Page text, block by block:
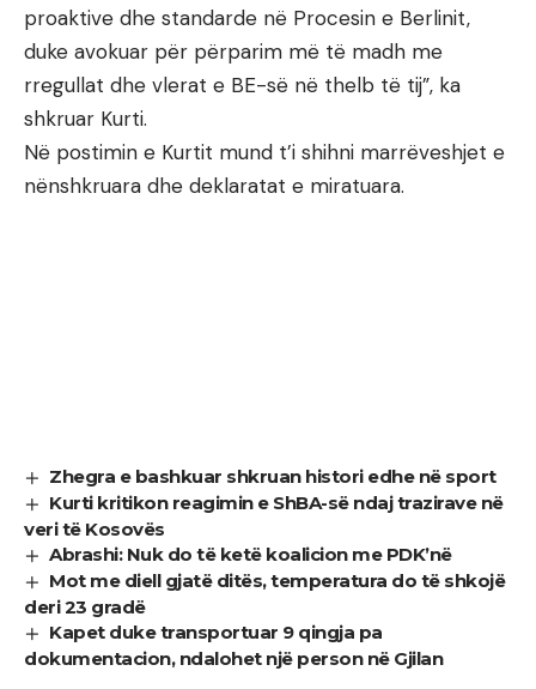
proaktive dhe standarde në Procesin e Berlinit,
duke avokuar për përparim më të madh me
rregullat dhe vlerat e BE-së në thelb të tij”, ka
shkruar Kurti.
Në postimin e Kurtit mund t’i shihni marrëveshjet e
nënshkruara dhe deklaratat e miratuara.
Zhegra e bashkuar shkruan histori edhe në sport
Kurti kritikon reagimin e ShBA-së ndaj trazirave në
veri të Kosovës
Abrashi: Nuk do të ketë koalicion me PDK’në
Mot me diell gjatë ditës, temperatura do të shkojë
deri 23 gradë
Kapet duke transportuar 9 qingja pa
dokumentacion, ndalohet një person në Gjilan